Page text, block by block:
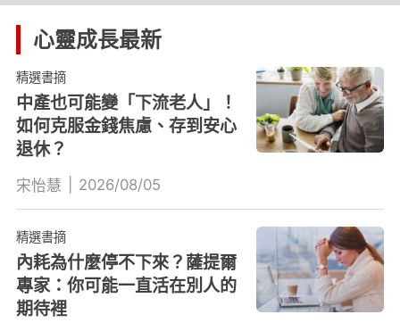
心靈成長最新
精選書摘
中產也可能變「下流老人」！
如何克服金錢焦慮、存到安心
退休？
宋怡慧 2026/08/05
精選書摘
內耗為什麼停不下來？薩提爾
專家：你可能一直活在別人的
期待裡